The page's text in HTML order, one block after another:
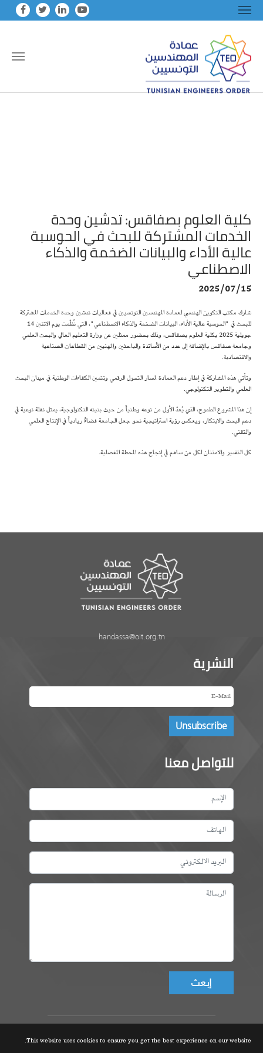
This website uses cookies to ensure you get the best experience on our website.
كلية العلوم بصفاقس: تدشين وحدة
الخدمات المشتركة للبحث في الحوسبة
عالية الأداء والبيانات الضخمة والذكاء
الاصطناعي
2025/07/15
شارك مكتب التكوين الهندسي لعمادة المهندسين التونسيين في فعاليات تدشين وحدة الخدمات المشتركة
للبحث في "الحوسبة عالية الأداء، البيانات الضخمة والذكاء الاصطناعي"، التي نُظّمت يوم الاثنين 14
جويلية 2025 بكلية العلوم بصفاقس، وذلك بحضور ممثلين عن وزارة التعليم العالي والبحث العلمي
وجامعة صفاقس بالإضافة إلى عدد من الأساتذة والباحثين والمهنيين من القطاعات الصناعية
والاقتصادية.
وتأتي هذه المشاركة في إطار دعم العمادة لمسار التحول الرقمي وتثمين الكفاءات الوطنية في ميدان البحث
العلمي والتطوير التكنولوجي.
إن هذا المشروع الطموح، الذي يُعدّ الأول من نوعه وطنياً من حيث بنيته التكنولوجية، يمثل نقلة نوعية في
دعم البحث والابتكار، ويعكس رؤية استراتيجية نحو جعل الجامعة فضاءً ريادياً في الإنتاج العلمي
والتقني.
كل التقدير والامتنان لكل من ساهم في إنجاح هذه المحطة المفصلية.
handassa@oit.org.tn
النشرية
للتواصل معنا